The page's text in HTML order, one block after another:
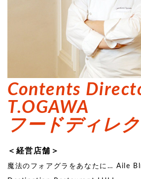
Contents
T.OGAWA
フードディレ
＜経営店舗＞
魔法のフォアグラをあなたに… Aile